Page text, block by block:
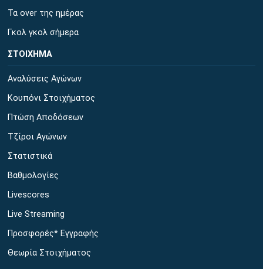
Τα over της ημέρας
Γκολ γκολ σήμερα
ΣΤΟΙΧΗΜΑ
Αναλύσεις Αγώνων
Κουπόνι Στοιχήματος
Πτώση Αποδόσεων
Τζίροι Αγώνων
Στατιστικά
Βαθμολογίες
Livescores
Live Streaming
Προσφορές* Εγγραφής
Θεωρία Στοιχήματος